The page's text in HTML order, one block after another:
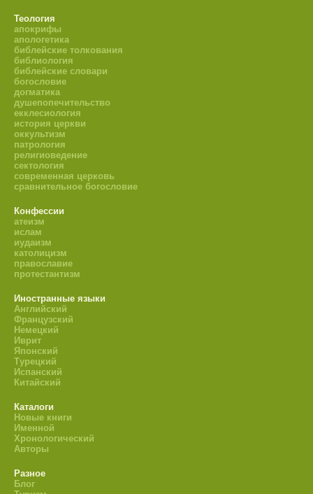
Теология
апокрифы
апологетика
библейские толкования
библиология
библейские словари
богословие
догматика
душепопечительство
екклесиология
история церкви
оккультизм
патрология
религиоведение
сектология
современная церковь
сравнительное богословие
Конфессии
атеизм
ислам
иудаизм
католицизм
православие
протестантизм
Иностранные языки
Английский
Французский
Немецкий
Иврит
Японский
Турецкий
Испанский
Китайский
Каталоги
Новые книги
Именной
Хронологический
Авторы
Разное
Блог